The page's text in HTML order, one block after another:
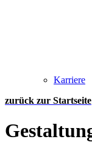
Karriere
zurück zur Startseite